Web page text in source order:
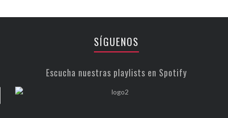
SÍGUENOS
Escucha nuestras playlists en Spotify